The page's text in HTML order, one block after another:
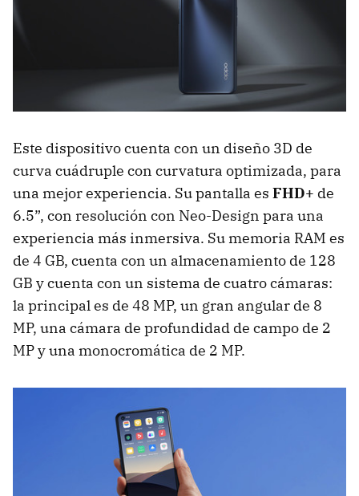
Este dispositivo cuenta con un diseño 3D de
curva cuádruple con curvatura optimizada, para
una mejor experiencia. Su pantalla es FHD+ de
6.5”, con resolución con Neo-Design para una
experiencia más inmersiva. Su memoria RAM es
de 4 GB, cuenta con un almacenamiento de 128
GB y cuenta con un sistema de cuatro cámaras:
la principal es de 48 MP, un gran angular de 8
MP, una cámara de profundidad de campo de 2
MP y una monocromática de 2 MP.